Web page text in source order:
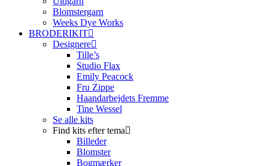
Blomstergarn
Weeks Dye Works
BRODERIKIT
Designere
Tille’s
Studio Flax
Emily Peacock
Fru Zippe
Haandarbejdets Fremme
Tine Wessel
Se alle kits
Find kits efter tema
Billeder
Blomster
Bogmærker